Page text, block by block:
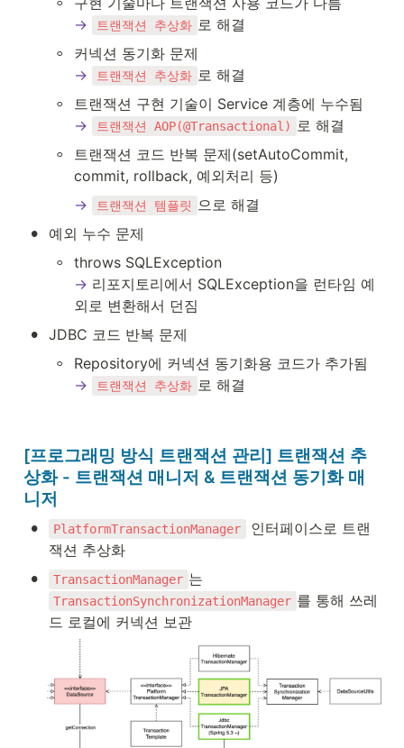
→
트랜잭션 추상화 로 해결
◦
→
트랜잭션 추상화 로 해결
◦
→
트랜잭션 AOP(@Transactional) 로 해결
◦
트랜잭션 코드 반복 문제(setAutoCommit,
commit, rollback, 예외처리 등)
→
트랜잭션 템플릿 으로 해결
• 예외 누수 문제
◦
→ 리포지토리에서 SQLException을 런타임 예
외로 변환해서 던짐
• JDBC 코드 반복 문제
◦
→
트랜잭션 추상화 로 해결
[프로그래밍 방식 트랜잭션 관리] 트랜잭션 추
상화 - 트랜잭션 매니저 & 트랜잭션 동기화 매
니저
• PlatformTransactionManager
인터페이스로 트랜
잭션 추상화
• TransactionManager
TransactionSynchronizationManager 를 통해 쓰레
드 로컬에 커넥션 보관